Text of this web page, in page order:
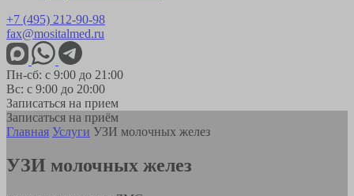
+7 (495) 212-90-98
fax@mositalmed.ru
Пн-сб: с 9:00 до 21:00
Вс: с 9:00 до 20:00
Записаться на прием
Записаться на приём
Главная Услуги УЗИ молочных желез
УЗИ молочных желез